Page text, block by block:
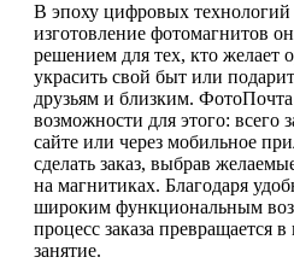
В эпоху цифровых технологий
изготовление фотомагнитов
решением для тех, кто желает
украсить свой быт или
друзьям и близким.
возможности для этого: всего
сайте или через мобильное
сделать заказ, выбрав
на магнитиках. Благодаря
широким функциональным
процесс заказа превращается
занятие.